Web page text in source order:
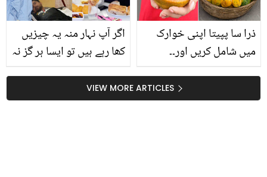
اگر آپ نہار منہ یہ چیزیں
کھا رہے ہیں تو ایسا ہر گز نہ
کونسی ہیں جو ڈاکٹرز نہار
منہ کھانے سے منع کرتے
ذرا سا پپیتا اپنی خوارک
میں شامل کریں اور۔۔
حیران کن فائدے، جسے
جان کر آپ آج ہی خرید
VIEW MORE ARTICLES